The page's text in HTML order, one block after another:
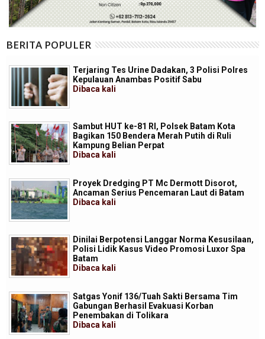
BERITA POPULER
Terjaring Tes Urine Dadakan, 3 Polisi Polres
Kepulauan Anambas Positif Sabu
Dibaca kali
Sambut HUT ke-81 RI, Polsek Batam Kota
Bagikan 150 Bendera Merah Putih di Ruli
Kampung Belian Perpat
Dibaca kali
Proyek Dredging PT Mc Dermott Disorot,
Ancaman Serius Pencemaran Laut di Batam
Dibaca kali
Dinilai Berpotensi Langgar Norma Kesusilaan,
Polisi Lidik Kasus Video Promosi Luxor Spa
Batam
Dibaca kali
Satgas Yonif 136/Tuah Sakti Bersama Tim
Gabungan Berhasil Evakuasi Korban
Penembakan di Tolikara
Dibaca kali